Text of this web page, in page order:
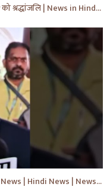
CM Yogi Adityanath ने दी MP Umashankar को श्रद्धांजलि | News in Hindi | News Today | #shorts #yt
सरकार हो जाएगी सत्ता से बेदखल - Ram Gopal | News | Hindi News | News Today | #shorts #ytshorts #yt